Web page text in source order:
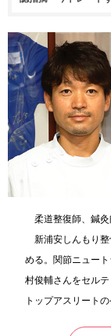
柔道整復師、鍼
新浦安しんもり
める。関節ニュー
村俊輔さんをセル
トップアスリートの